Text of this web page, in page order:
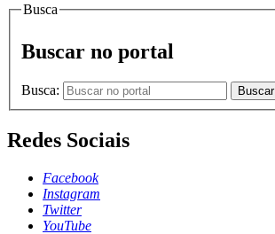
Busca
Buscar no portal
Busca: Buscar
Redes Sociais
Facebook
Instagram
Twitter
YouTube